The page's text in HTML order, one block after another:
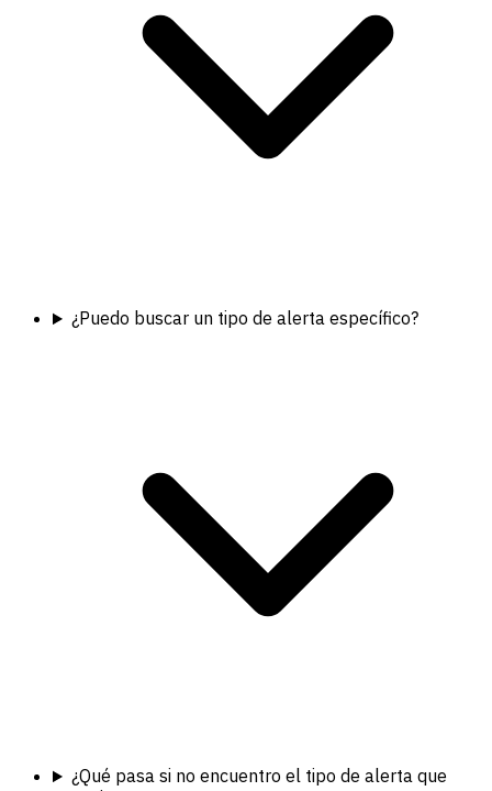
¿Puedo buscar un tipo de alerta específico?
¿Qué pasa si no encuentro el tipo de alerta que